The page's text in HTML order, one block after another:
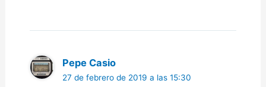
Pepe Casio
27 de febrero de 2019 a las 15:30